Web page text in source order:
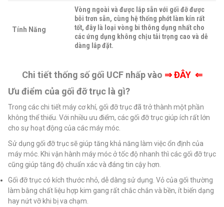
Tính Năng
Vòng ngoài và được lắp sẵn với gối đỡ được
bôi trơn sẵn, cùng hệ thống phớt làm kín rất
tốt, đây là loại vòng bi thông dụng nhất cho
các ứng dụng không chịu tải trọng cao và dễ
dàng lắp đặt.
Chi tiết thống số gối UCF nhấp vào ⇒ĐÂY ⇐
Ưu điểm của gối đỡ trục là gì?
Trong các chi tiết máy cơ khí, gối đỡ trục đã trở thành một phần
không thể thiếu. Với nhiều ưu điểm, các gối đỡ trục giúp ích rất lớn
cho sự hoạt động của các máy móc.
Sử dụng gối đỡ trục sẽ giúp tăng khả năng làm việc ổn định của
máy móc. Khi vận hành máy móc ở tốc độ nhanh thì các gối đỡ trục
cũng giúp tăng độ chuẩn xác và đáng tin cậy hơn.
Gối đỡ trục có kích thước nhỏ, dễ dàng sử dụng. Vỏ của gối thường
làm bằng chất liệu hợp kim gang rất chắc chắn và bền, ít biến dạng
hay nứt vỡ khi bị va chạm.